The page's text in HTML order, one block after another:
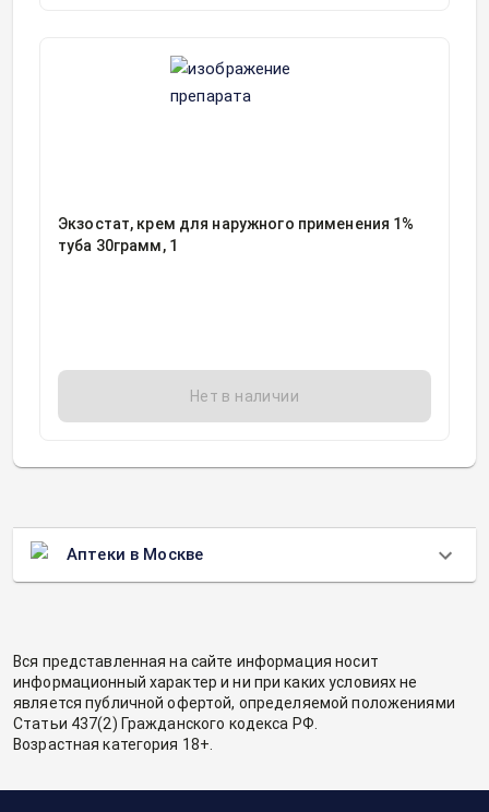
Экзостат, крем для наружного применения 1%
туба 30грамм, 1
Нет в наличии
Аптеки в Москве
Вся представленная на сайте информация носит
информационный характер и ни при каких условиях не
является публичной офертой, определяемой положениями
Статьи 437(2) Гражданского кодекса РФ.
Возрастная категория 18+.